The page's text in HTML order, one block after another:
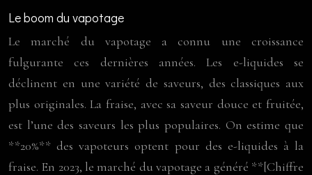
Le boom du vapotage
Le marché du vapotage a connu une croissance
fulgurante ces dernières années. Les e-liquides se
déclinent en une variété de saveurs, des classiques aux
plus originales. La fraise, avec sa saveur douce et fruitée,
est l’une des saveurs les plus populaires. On estime que
**20%** des vapoteurs optent pour des e-liquides à la
fraise. En 2023, le marché du vapotage a généré **[Chiffre